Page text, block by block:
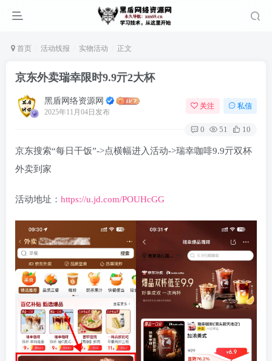
首页 活动线报 实物活动 正文
京东外卖瑞幸限时9.9亓2大杯
黑盾网络资源网
2025年11月04日发布
关注 私信
0 51 10
京东搜索“每日干饭”->点横幅进入活动->瑞幸咖啡9.9亓双杯
外卖到家
活动地址： https://u.jd.com/POUHcGG